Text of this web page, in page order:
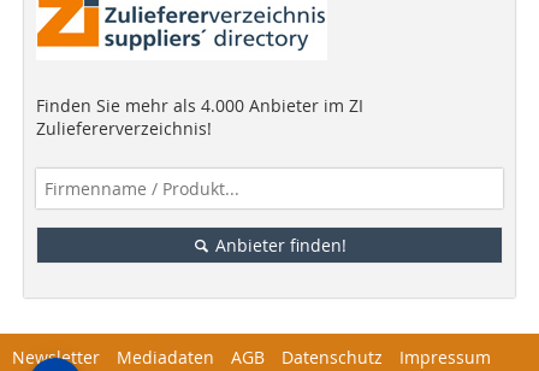
Finden Sie mehr als 4.000 Anbieter im ZI
Zuliefererverzeichnis!
Anbieter finden!
Newsletter Mediadaten AGB Datenschutz
Impressum